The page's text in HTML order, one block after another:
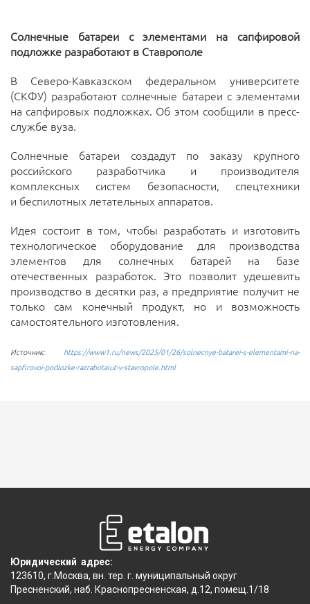
Солнечные батареи с элементами на сапфировой
подложке разработают в Ставрополе
В Северо-Кавказском федеральном университете
(СКФУ) разработают солнечные батареи с элементами
на сапфировых подложках. Об этом сообщили в пресс-
службе вуза.
Солнечные батареи создадут по заказу крупного
российского разработчика и производителя
комплексных систем безопасности, спецтехники
и беспилотных летательных аппаратов.
Идея состоит в том, чтобы разработать и изготовить
технологическое оборудование для производства
элементов для солнечных батарей на базе
отечественных разработок. Это позволит удешевить
производство в десятки раз, а предприятие получит не
только сам конечный продукт, но и возможность
самостоятельного изготовления.
Источник: https://www1.ru/news/2025/01/26/solnecnye-batarei-s-elementami-na-
sapfirovoi-podlozke-razrabotaiut-v-stavropole.html
Юридический адрес:
123610, г.Москва, вн. тер. г. муниципальный округ
Пресненский, наб. Краснопресненская, д.12, помещ.1/18